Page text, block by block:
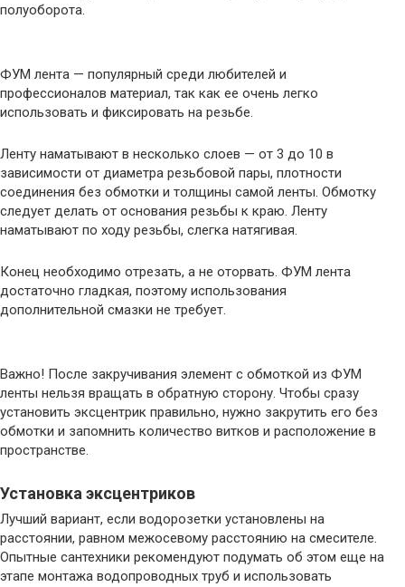
полуоборота.
ФУМ лента — популярный среди любителей и
профессионалов материал, так как ее очень легко
использовать и фиксировать на резьбе.
Ленту наматывают в несколько слоев — от 3 до 10 в
зависимости от диаметра резьбовой пары, плотности
соединения без обмотки и толщины самой ленты. Обмотку
следует делать от основания резьбы к краю. Ленту
наматывают по ходу резьбы, слегка натягивая.
Конец необходимо отрезать, а не оторвать. ФУМ лента
достаточно гладкая, поэтому использования
дополнительной смазки не требует.
Важно! После закручивания элемент с обмоткой из ФУМ
ленты нельзя вращать в обратную сторону. Чтобы сразу
установить эксцентрик правильно, нужно закрутить его без
обмотки и запомнить количество витков и расположение в
пространстве.
Установка эксцентриков
Лучший вариант, если водорозетки установлены на
расстоянии, равном межосевому расстоянию на смесителе.
Опытные сантехники рекомендуют подумать об этом еще на
этапе монтажа водопроводных труб и использовать